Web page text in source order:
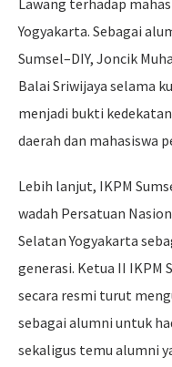
Lawang terhadap
Yogyakarta. Sebagai
Sumsel–DIY, Joncik
Balai Sriwijaya selama
menjadi bukti
daerah dan mahasiswa
Lebih lanjut, IKPM
wadah Persatuan
Selatan Yogyakarta
generasi. Ketua II IKPM
secara resmi turut
sebagai alumni untuk
sekaligus temu alumni